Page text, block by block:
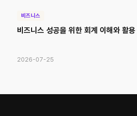
비즈니스
비즈니스 성공을 위한 회계 이해와 활
2026-07-25